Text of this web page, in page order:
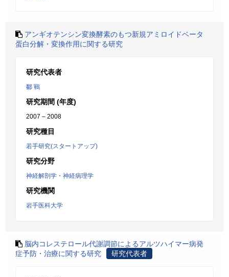
アンギオテンシン変換酵素のもつ新規アミロイドベータ
蛋白分解・変換作用に関する研究
研究代表者
鄒 鶤
研究期間 (年度)
2007 – 2008
研究種目
若手研究(スタートアップ)
研究分野
神経解剖学・神経病理学
研究機関
岩手医科大学
脳内コレステロール代謝調節によるアルツハイマー病発
症予防・治療に関する研究
研究代表者